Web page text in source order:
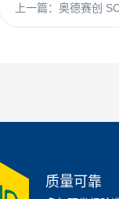
上一篇： 奥德赛创 SC
质量可靠